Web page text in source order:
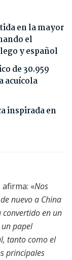
en la mayor
el
y español
de 30.959
acuícola
inspirada en
«Nos
nuevo a China
convertido en un
papel
tanto como el
principales